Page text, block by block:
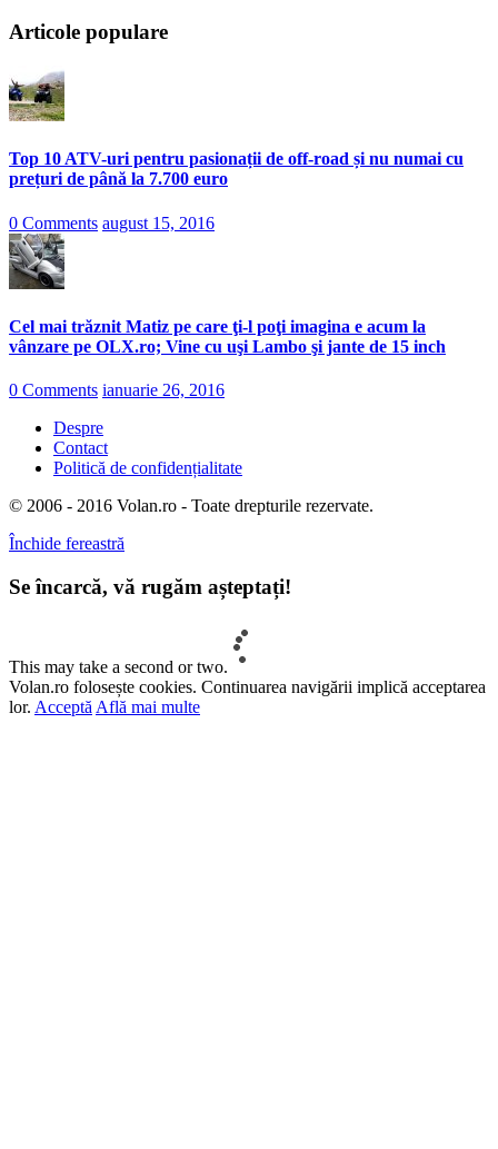
Articole populare
Top 10 ATV-uri pentru pasionații de off-road și nu numai cu
prețuri de până la 7.700 euro
0 Comments august 15, 2016
Cel mai trăznit Matiz pe care ţi-l poţi imagina e acum la
vânzare pe OLX.ro; Vine cu uşi Lambo şi jante de 15 inch
0 Comments ianuarie 26, 2016
Despre
Contact
Politică de confidențialitate
© 2006 - 2016 Volan.ro - Toate drepturile rezervate.
Închide fereastră
Se încarcă, vă rugăm așteptați!
This may take a second or two.
Volan.ro folosește cookies. Continuarea navigării implică acceptarea
lor. Acceptă Află mai multe